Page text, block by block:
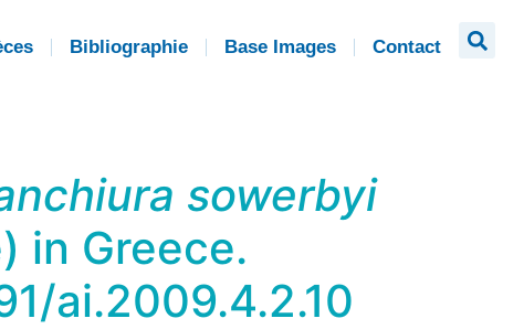
Bibliographie Base Images Contact
sowerbyi
in Greece.
ai.2009.4.2.10